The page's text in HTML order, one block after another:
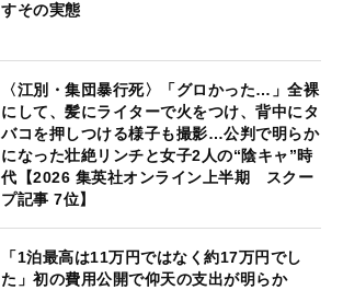
すその実態
〈江別・集団暴行死〉「グロかった…」全裸
にして、髪にライターで火をつけ、背中にタ
バコを押しつける様子も撮影…公判で明らか
になった壮絶リンチと女子2人の“陰キャ”時
代【2026 集英社オンライン上半期 スクー
プ記事 7位】
「1泊最高は11万円ではなく約17万円でし
た」初の費用公開で仰天の支出が明らか